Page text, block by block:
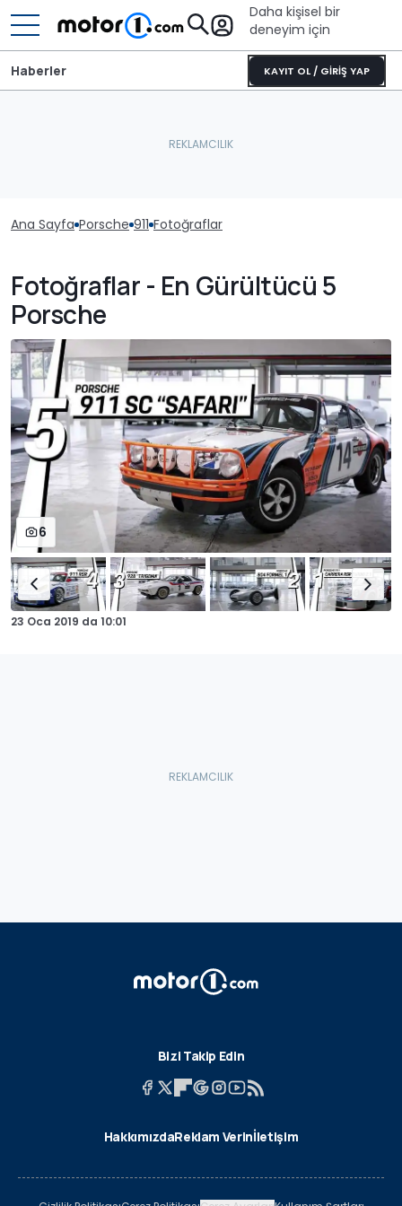
Daha kişisel bir
deneyim için
KAYIT OL / GİRİŞ YAP
Haberler
Ana Sayfa Porsche 911 Fotoğraflar
Fotoğraflar - En Gürültücü 5
Porsche
6
23 Oca 2019 da 10:01
Bizi Takip Edin
HakkımızdaReklam Verinİletişim